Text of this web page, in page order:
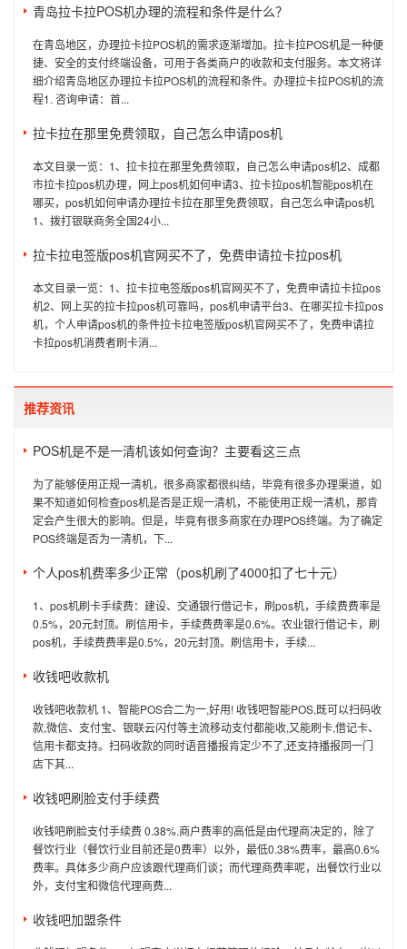
青岛拉卡拉POS机办理的流程和条件是什么？
在青岛地区，办理拉卡拉POS机的需求逐渐增加。拉卡拉POS机是一种便
捷、安全的支付终端设备，可用于各类商户的收款和支付服务。本文将详
细介绍青岛地区办理拉卡拉POS机的流程和条件。办理拉卡拉POS机的流
程1. 咨询申请：首...
拉卡拉在那里免费领取，自己怎么申请pos机
本文目录一览：1、拉卡拉在那里免费领取，自己怎么申请pos机2、成都
市拉卡拉pos机办理，网上pos机如何申请3、拉卡拉pos机智能pos机在
哪买，pos机如何申请办理拉卡拉在那里免费领取，自己怎么申请pos机
1、拨打银联商务全国24小...
拉卡拉电签版pos机官网买不了，免费申请拉卡拉pos机
本文目录一览：1、拉卡拉电签版pos机官网买不了，免费申请拉卡拉pos
机2、网上买的拉卡拉pos机可靠吗，pos机申请平台3、在哪买拉卡拉pos
机，个人申请pos机的条件拉卡拉电签版pos机官网买不了，免费申请拉
卡拉pos机消费者刷卡消...
推荐资讯
POS机是不是一清机该如何查询？主要看这三点
为了能够使用正规一清机，很多商家都很纠结，毕竟有很多办理渠道，如
果不知道如何检查pos机是否是正规一清机，不能使用正规一清机，那肯
定会产生很大的影响。但是，毕竟有很多商家在办理POS终端。为了确定
POS终端是否为一清机，下...
个人pos机费率多少正常（pos机刷了4000扣了七十元）
1、pos机刷卡手续费：建设、交通银行借记卡，刷pos机，手续费费率是
0.5%，20元封顶。刷信用卡，手续费费率是0.6%。农业银行借记卡，刷
pos机，手续费费率是0.5%，20元封顶。刷信用卡，手续...
收钱吧收款机
收钱吧收款机 1、智能POS合二为一,好用! 收钱吧智能POS,既可以扫码收
款,微信、支付宝、银联云闪付等主流移动支付都能收,又能刷卡,借记卡、
信用卡都支持。扫码收款的同时语音播报肯定少不了,还支持播报同一门
店下其...
收钱吧刷脸支付手续费
收钱吧刷脸支付手续费 0.38%.商户费率的高低是由代理商决定的，除了
餐饮行业（餐饮行业目前还是0费率）以外，最低0.38%费率，最高0.6%
费率。具体多少商户应该跟代理商们谈；而代理商费率呢，出餐饮行业以
外，支付宝和微信代理商费...
收钱吧加盟条件